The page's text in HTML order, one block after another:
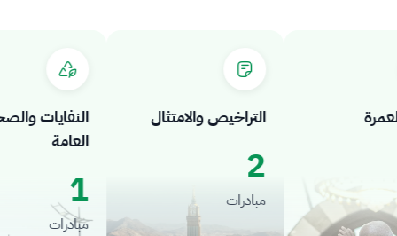
النفايات والصحة
العامة
1
مبادرات
التراخيص والامتثال
2
مبادرات